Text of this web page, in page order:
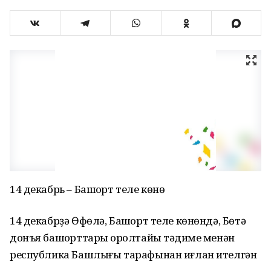
14 декабрь – Башҡорт теле көнө
14 декабрҙә Өфөлә, Башҡорт теле көнөндә, Бөтә
донъя башҡорттары ҡоролтайы тәҡдиме менән
республика Башлығы тарафынан иғлан ителгән